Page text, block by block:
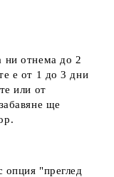
ни отнема до 2
е от 1 до 3 дни
или от
ще
опция "преглед